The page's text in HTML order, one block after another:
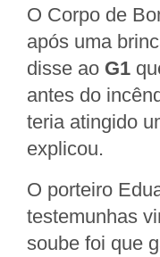
O Corpo de
após uma
disse ao G1
antes do
teria atingido
explicou.
O porteiro
testemunhas
soube foi que